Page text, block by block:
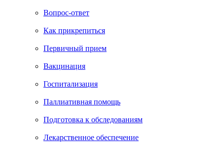
Вопрос-ответ
Как прикрепиться
Первичный прием
Вакцинация
Госпитализация
Паллиативная помощь
Подготовка к обследованиям
Лекарственное обеспечение